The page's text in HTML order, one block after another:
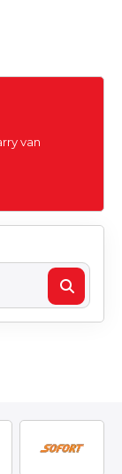
van